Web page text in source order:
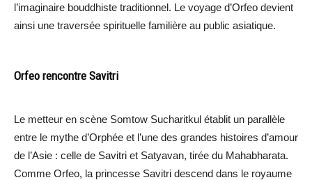
l’imaginaire bouddhiste traditionnel. Le voyage d’Orfeo devient
ainsi une traversée spirituelle familière au public asiatique.
Orfeo rencontre Savitri
Le metteur en scène Somtow Sucharitkul établit un parallèle
entre le mythe d’Orphée et l’une des grandes histoires d’amour
de l’Asie : celle de Savitri et Satyavan, tirée du Mahabharata.
Comme Orfeo, la princesse Savitri descend dans le royaume